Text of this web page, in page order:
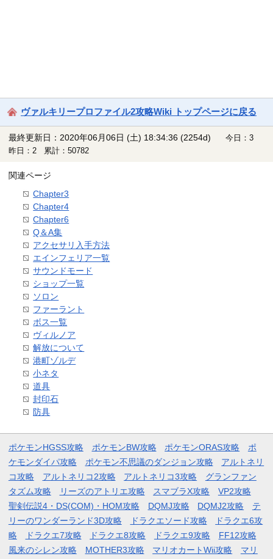
ヴァルキリープロファイル2攻略Wiki トップページに戻る
最終更新日：2020年06月06日 (土) 18:34:36(2254d)
今日：3
昨日：2 累計：50782
関連ページ
Chapter3
Chapter4
Chapter6
Q＆A集
アクセサリ入手方法
エインフェリア一覧
サウンドモード
ショップ一覧
ソロン
ファーラント
ボス一覧
ヴィルノア
解放について
港町ゾルデ
小ネタ
道具
封印石
防具
ポケモンHGSS攻略 ポケモンBW攻略 ポケモンORAS攻略
ポ
ケモンダイパ攻略
ポケモン不思議のダンジョン攻略
アルトネリ
コ攻略
アルトネリコ2攻略 アルトネリコ3攻略
グランファン
タズム攻略
リーズのアトリエ攻略 スマブラX攻略
VP2攻略
聖剣伝説4・DS(COM)・HOM攻略
DQMJ攻略 DQMJ2攻略
テ
リーのワンダーランド3D攻略
ドラクエソード攻略
ドラクエ6攻
略
ドラクエ7攻略 ドラクエ8攻略 ドラクエ9攻略
FF12攻略
風来のシレン攻略
MOTHER3攻略 マリオカートWii攻略 マリ